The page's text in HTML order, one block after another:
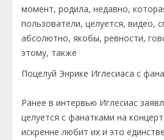
Поцелуй Энрике Иглесиаса с
Ранее в интервью Иглесиас
целуется с фанатками на
искренне любит их и это